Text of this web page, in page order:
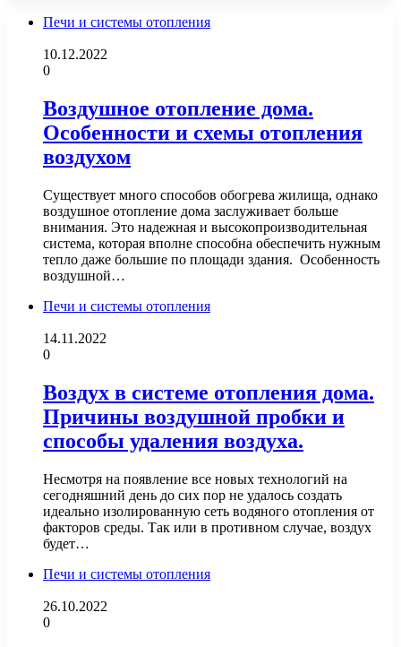
Печи и системы отопления
10.12.2022
0
Воздушное отопление дома.
Особенности и схемы отопления
воздухом
Существует много способов обогрева жилища, однако
воздушное отопление дома заслуживает больше
внимания. Это надежная и высокопроизводительная
система, которая вполне способна обеспечить нужным
тепло даже большие по площади здания. Особенность
воздушной…
Печи и системы отопления
14.11.2022
0
Воздух в системе отопления дома.
Причины воздушной пробки и
способы удаления воздуха.
Несмотря на появление все новых технологий на
сегодняшний день до сих пор не удалось создать
идеально изолированную сеть водяного отопления от
факторов среды. Так или в противном случае, воздух
будет…
Печи и системы отопления
26.10.2022
0